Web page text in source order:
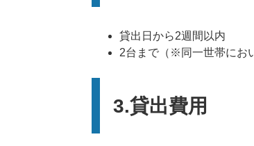
貸出日から2週間以内
2台まで（※同一世帯にお
3.貸出費用